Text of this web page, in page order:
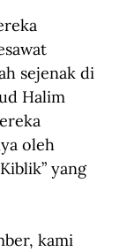
sejenak di
Halim
oleh
yang
kami